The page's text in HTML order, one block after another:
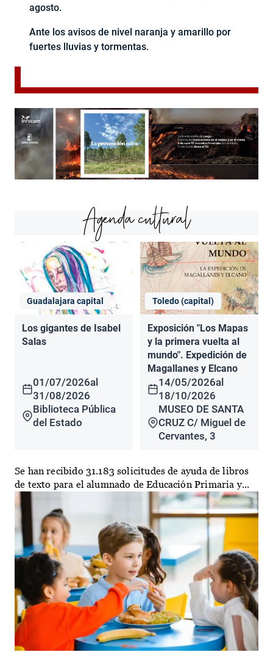
agosto.
Ante los avisos de nivel naranja y amarillo por
fuertes lluvias y tormentas.
Agenda cultural
Guadalajara capital
Los gigantes de Isabel
Salas
01/07/2026al
31/08/2026
Biblioteca Pública
del Estado
Toledo (capital)
Exposición "Los Mapas
y la primera vuelta al
mundo". Expedición de
Magallanes y Elcano
14/05/2026al
18/10/2026
MUSEO DE SANTA
CRUZ C/ Miguel de
Cervantes, 3
Se han recibido 31.183 solicitudes de ayuda de libros
de texto para el alumnado de Educación Primaria y...